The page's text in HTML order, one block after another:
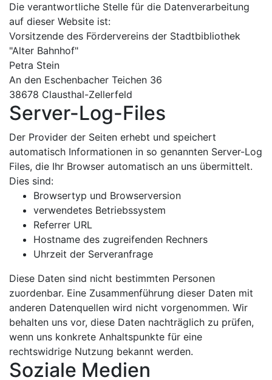
Die verantwortliche Stelle für die Datenverarbeitung
auf dieser Website ist:
Vorsitzende des Fördervereins der Stadtbibliothek
"Alter Bahnhof"
Petra Stein
An den Eschenbacher Teichen 36
38678 Clausthal-Zellerfeld
Server-Log-Files
Der Provider der Seiten erhebt und speichert
automatisch Informationen in so genannten Server-Log
Files, die Ihr Browser automatisch an uns übermittelt.
Dies sind:
Browsertyp und Browserversion
verwendetes Betriebssystem
Referrer URL
Hostname des zugreifenden Rechners
Uhrzeit der Serveranfrage
Diese Daten sind nicht bestimmten Personen
zuordenbar. Eine Zusammenführung dieser Daten mit
anderen Datenquellen wird nicht vorgenommen. Wir
behalten uns vor, diese Daten nachträglich zu prüfen,
wenn uns konkrete Anhaltspunkte für eine
rechtswidrige Nutzung bekannt werden.
Soziale Medien